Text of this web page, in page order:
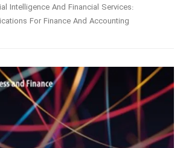
Intelligence And Financial Services:
For Finance And Accounting